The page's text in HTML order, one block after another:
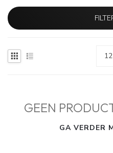
GEEN
GA VERDER